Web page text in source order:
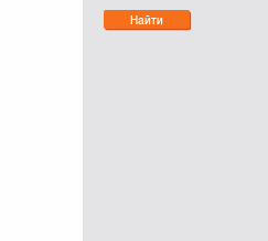
Найти